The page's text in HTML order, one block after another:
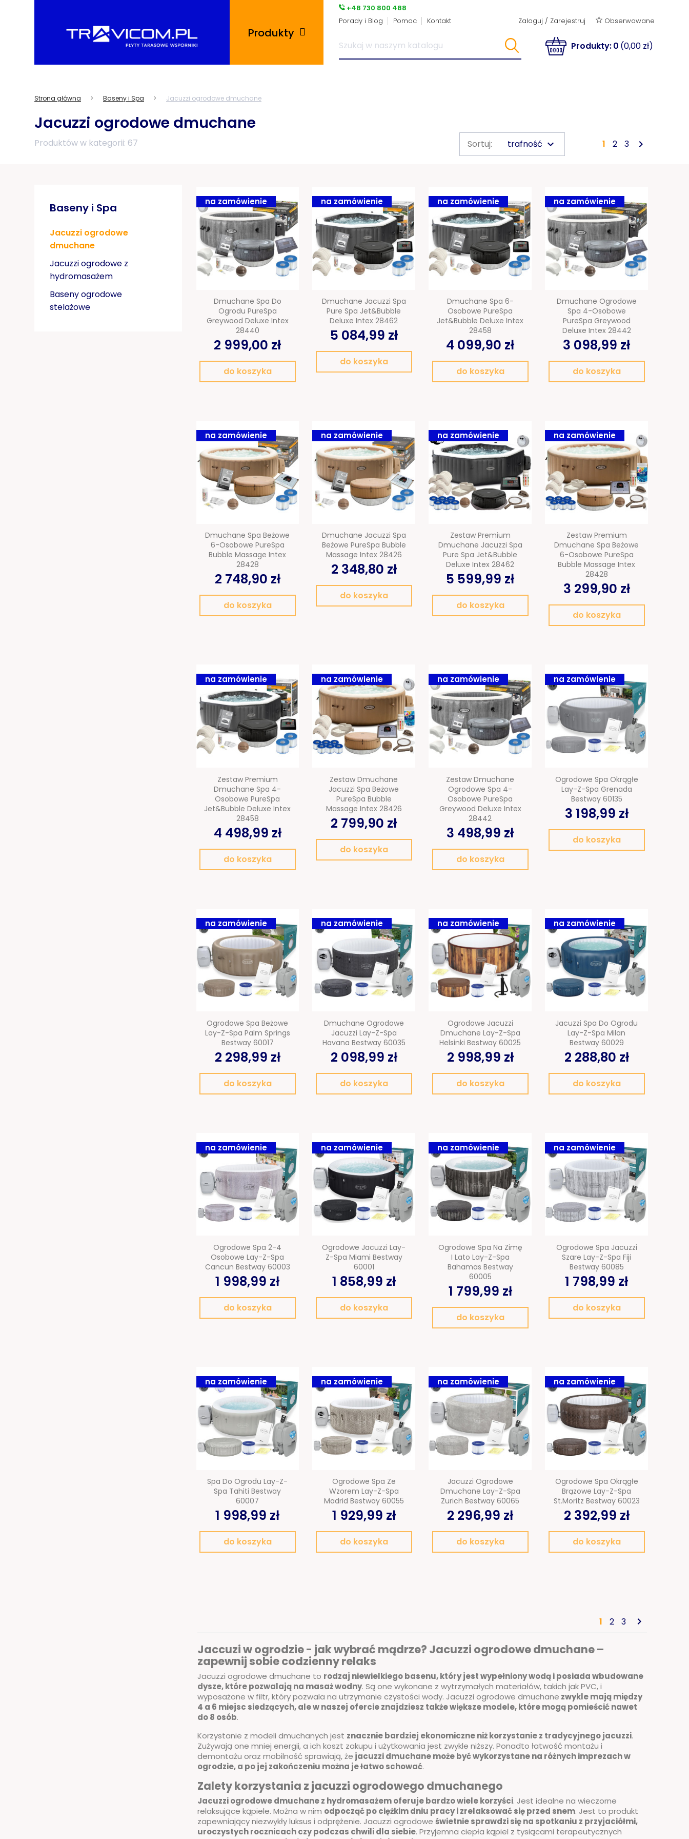
Produkty
Posadzki przemysłowe
Panele winylowe
Kostka brukowa
Sztuczna trawa
Płyty na podjazd
Akcesoria ogrodowe
Meble ogrodowe
drzewny
OUTLET
Porady i Blog Pomoc Kontakt
+48 730 800 488
Zaloguj / Zarejestruj Obserwowane
Produkty:0 (0,00 zł)
Strona główna Baseny i Spa Jacuzzi ogrodowe dmuchane
Jacuzzi ogrodowe dmuchane
Produktów w kategorii: 67
Baseny i Spa
Jacuzzi ogrodowe
dmuchane
Jacuzzi ogrodowe z
hydromasażem
Baseny ogrodowe
stelażowe
Sortuj: trafność keyboard_arrow_down 1 2 3 
Dmuchane Spa Do
Ogrodu PureSpa
Greywood Deluxe Intex
28440
2 999,00 zł
do koszyka
na zamówienie
Dmuchane Jacuzzi Spa
Pure Spa Jet&Bubble
Deluxe Intex 28462
5 084,99 zł
do koszyka
na zamówienie
Dmuchane Spa 6-
Osobowe PureSpa
Jet&Bubble Deluxe Intex
28458
4 099,90 zł
do koszyka
na zamówienie
Dmuchane Ogrodowe
Spa 4-Osobowe
PureSpa Greywood
Deluxe Intex 28442
3 098,99 zł
do koszyka
na zamówienie
Dmuchane Spa Beżowe
6-Osobowe PureSpa
Bubble Massage Intex
28428
2 748,90 zł
do koszyka
na zamówienie
Dmuchane Jacuzzi Spa
Beżowe PureSpa Bubble
Massage Intex 28426
2 348,80 zł
do koszyka
na zamówienie
Zestaw Premium
Dmuchane Jacuzzi Spa
Pure Spa Jet&Bubble
Deluxe Intex 28462
5 599,99 zł
do koszyka
na zamówienie
Zestaw Premium
Dmuchane Spa Beżowe
6-Osobowe PureSpa
Bubble Massage Intex
28428
3 299,90 zł
do koszyka
na zamówienie
Zestaw Premium
Dmuchane Spa 4-
Osobowe PureSpa
Jet&Bubble Deluxe Intex
28458
4 498,99 zł
do koszyka
na zamówienie
Zestaw Dmuchane
Jacuzzi Spa Beżowe
PureSpa Bubble
Massage Intex 28426
2 799,90 zł
do koszyka
na zamówienie
Zestaw Dmuchane
Ogrodowe Spa 4-
Osobowe PureSpa
Greywood Deluxe Intex
28442
3 498,99 zł
do koszyka
na zamówienie
Ogrodowe Spa Okrągłe
Lay-Z-Spa Grenada
Bestway 60135
3 198,99 zł
do koszyka
na zamówienie
Ogrodowe Spa Beżowe
Lay-Z-Spa Palm Springs
Bestway 60017
2 298,99 zł
do koszyka
na zamówienie
Dmuchane Ogrodowe
Jacuzzi Lay-Z-Spa
Havana Bestway 60035
2 098,99 zł
do koszyka
na zamówienie
Ogrodowe Jacuzzi
Dmuchane Lay-Z-Spa
Helsinki Bestway 60025
2 998,99 zł
do koszyka
na zamówienie
Jacuzzi Spa Do Ogrodu
Lay-Z-Spa Milan
Bestway 60029
2 288,80 zł
do koszyka
na zamówienie
Ogrodowe Spa 2-4
Osobowe Lay-Z-Spa
Cancun Bestway 60003
1 998,99 zł
do koszyka
na zamówienie
Ogrodowe Jacuzzi Lay-
Z-Spa Miami Bestway
60001
1 858,99 zł
do koszyka
na zamówienie
Ogrodowe Spa Na Zimę
I Lato Lay-Z-Spa
Bahamas Bestway
60005
1 799,99 zł
do koszyka
na zamówienie
Ogrodowe Spa Jacuzzi
Szare Lay-Z-Spa Fiji
Bestway 60085
1 798,99 zł
do koszyka
na zamówienie
Spa Do Ogrodu Lay-Z-
Spa Tahiti Bestway
60007
1 998,99 zł
do koszyka
na zamówienie
Ogrodowe Spa Ze
Wzorem Lay-Z-Spa
Madrid Bestway 60055
1 929,99 zł
do koszyka
na zamówienie
Jacuzzi Ogrodowe
Dmuchane Lay-Z-Spa
Zurich Bestway 60065
2 296,99 zł
do koszyka
na zamówienie
Ogrodowe Spa Okrągłe
Brązowe Lay-Z-Spa
St.Moritz Bestway 60023
2 392,99 zł
do koszyka
na zamówienie
1 2 3 
Jaccuzi w ogrodzie - jak wybrać mądrze? Jacuzzi ogrodowe dmuchane –
zapewnij sobie codzienny relaks
Jacuzzi ogrodowe dmuchane to rodzaj niewielkiego basenu, który jest wypełniony wodą i posiada wbudowane
dysze, które pozwalają na masaż wodny. Są one wykonane z wytrzymałych materiałów, takich jak PVC, i
wyposażone w filtr, który pozwala na utrzymanie czystości wody. Jacuzzi ogrodowe dmuchane zwykle mają między
4 a 6 miejsc siedzących, ale w naszej ofercie znajdziesz także większe modele, które mogą pomieścić nawet
do 8 osób.
Korzystanie z modeli dmuchanych jest znacznie bardziej ekonomiczne niż korzystanie z tradycyjnego jacuzzi.
Zużywają one mniej energii, a ich koszt zakupu i użytkowania jest zwykle niższy. Ponadto łatwość montażu i
demontażu oraz mobilność sprawiają, że jacuzzi dmuchane może być wykorzystane na różnych imprezach w
ogrodzie, a po jej zakończeniu można je łatwo schować.
Zalety korzystania z jacuzzi ogrodowego dmuchanego
Jacuzzi ogrodowe dmuchane z hydromasażem oferuje bardzo wiele korzyści. Jest idealne na wieczorne
relaksujące kąpiele. Można w nim odpocząć po ciężkim dniu pracy i zrelaksować się przed snem. Jest to produkt
zapewniający niezwykły luksus i odprężenie. Jacuzzi ogrodowe świetnie sprawdzi się na spotkaniu z przyjaciółmi,
uroczystych rocznicach czy podczas chwili dla siebie. Przyjemna ciepła kąpiel z tysiącami terapeutycznych